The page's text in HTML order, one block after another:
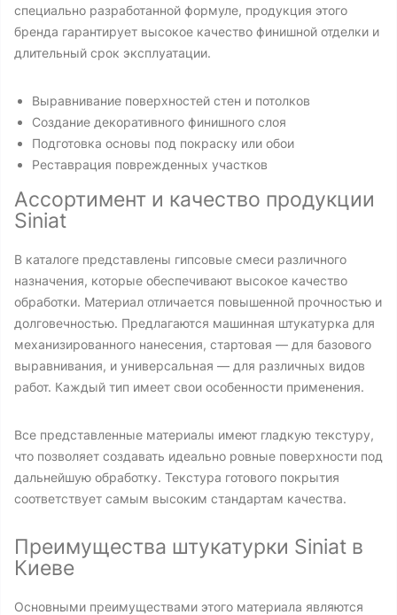
специально разработанной формуле, продукция этого
бренда гарантирует высокое качество финишной отделки и
длительный срок эксплуатации.
Выравнивание поверхностей стен и потолков
Создание декоративного финишного слоя
Подготовка основы под покраску или обои
Реставрация поврежденных участков
Ассортимент и качество продукции
Siniat
В каталоге представлены гипсовые смеси различного
назначения, которые обеспечивают высокое качество
обработки. Материал отличается повышенной прочностью и
долговечностью. Предлагаются машинная штукатурка для
механизированного нанесения, стартовая — для базового
выравнивания, и универсальная — для различных видов
работ. Каждый тип имеет свои особенности применения.
Все представленные материалы имеют гладкую текстуру,
что позволяет создавать идеально ровные поверхности под
дальнейшую обработку. Текстура готового покрытия
соответствует самым высоким стандартам качества.
Преимущества штукатурки Siniat в
Киеве
Основными преимуществами этого материала являются